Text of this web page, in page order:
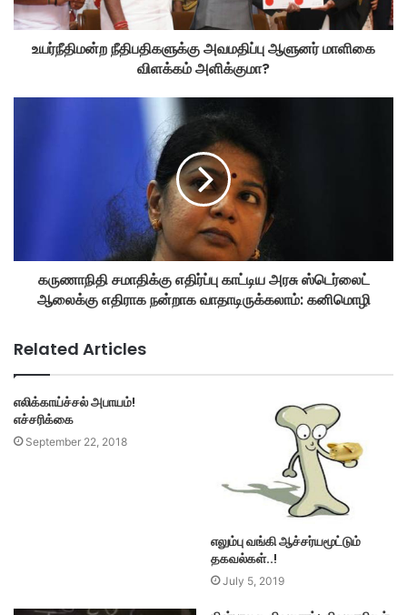
உயர்நீதிமன்ற நீதிபதிகளுக்கு அவமதிப்பு ஆளுனர் மாளிகை
விளக்கம் அளிக்குமா?
கருணாநிதி சமாதிக்கு எதிர்ப்பு காட்டிய அரசு ஸ்டெர்லைட்
ஆலைக்கு எதிராக நன்றாக வாதாடிருக்கலாம்: கனிமொழி
Related Articles
எலிக்காய்ச்சல் அபாயம்!
எச்சரிக்கை
September 22, 2018
எலும்பு வங்கி ஆச்சர்யமூட்டும்
தகவல்கள்..!
July 5, 2019